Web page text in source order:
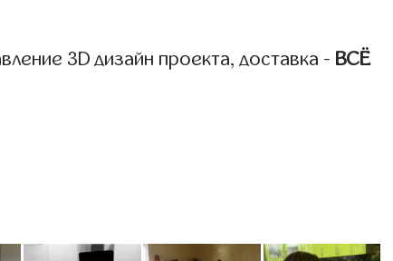
3D дизайн проекта, доставка - ВСЁ